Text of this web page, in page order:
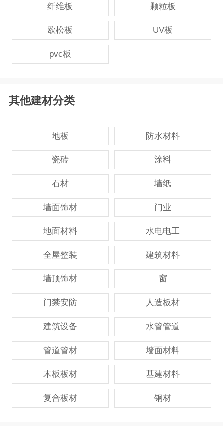
纤维板 颗粒板
欧松板 UV板
pvc板
其他建材分类
地板 防水材料
瓷砖 涂料
石材 墙纸
墙面饰材 门业
地面材料 水电电工
全屋整装 建筑材料
墙顶饰材 窗
门禁安防 人造板材
建筑设备 水管管道
管道管材 墙面材料
木板板材 基建材料
复合板材 钢材